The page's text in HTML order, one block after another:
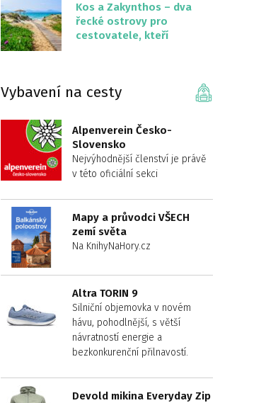
Kos a Zakynthos – dva
řecké ostrovy pro
cestovatele, kteří
Vybavení na cesty
Alpenverein Česko-
Slovensko
Nejvýhodnější členství je právě
v této oficiální sekci
Mapy a průvodci VŠECH
zemí světa
Na KnihyNaHory.cz
Altra TORIN 9
Silniční objemovka v novém
hávu, pohodlnější, s větší
návratností energie a
bezkonkurenční přilnavostí.
Devold mikina Everyday Zip